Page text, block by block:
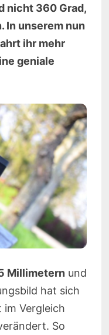
nicht 360 Grad,
In unserem nun
ihr mehr
geniale
Millimetern und
hat sich
im Vergleich
So